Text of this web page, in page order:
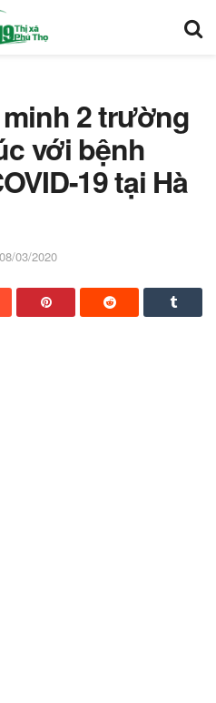
2 trường
với bệnh
19 tại Hà
08/03/2020